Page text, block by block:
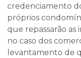
credenciamento
próprios
que repassarão as
no caso dos
levantamento de